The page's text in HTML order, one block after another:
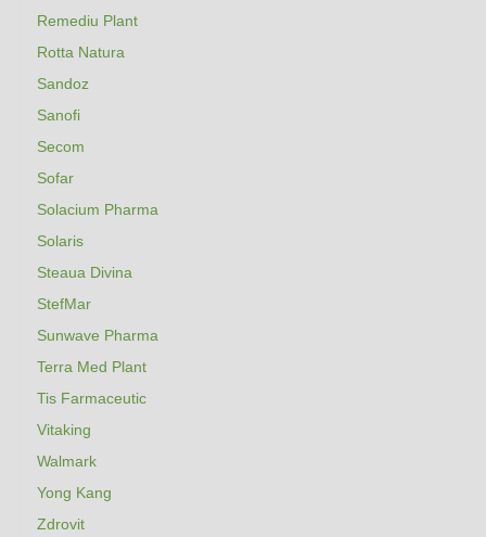
Remediu Plant
Rotta Natura
Sandoz
Sanofi
Secom
Sofar
Solacium Pharma
Solaris
Steaua Divina
StefMar
Sunwave Pharma
Terra Med Plant
Tis Farmaceutic
Vitaking
Walmark
Yong Kang
Zdrovit